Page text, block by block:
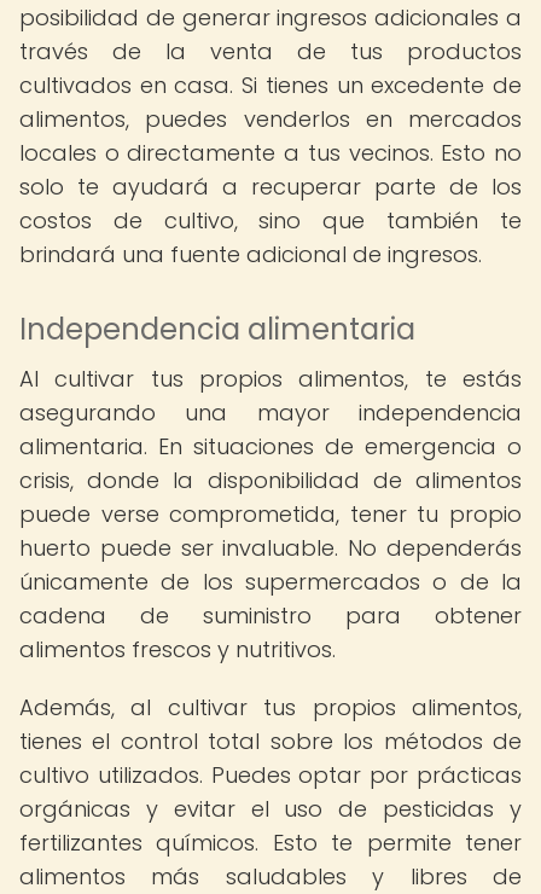
posibilidad de generar ingresos adicionales a
través de la venta de tus productos
cultivados en casa. Si tienes un excedente de
alimentos, puedes venderlos en mercados
locales o directamente a tus vecinos. Esto no
solo te ayudará a recuperar parte de los
costos de cultivo, sino que también te
brindará una fuente adicional de ingresos.
Independencia alimentaria
Al cultivar tus propios alimentos, te estás
asegurando una mayor independencia
alimentaria. En situaciones de emergencia o
crisis, donde la disponibilidad de alimentos
puede verse comprometida, tener tu propio
huerto puede ser invaluable. No dependerás
únicamente de los supermercados o de la
cadena de suministro para obtener
alimentos frescos y nutritivos.
Además, al cultivar tus propios alimentos,
tienes el control total sobre los métodos de
cultivo utilizados. Puedes optar por prácticas
orgánicas y evitar el uso de pesticidas y
fertilizantes químicos. Esto te permite tener
alimentos más saludables y libres de